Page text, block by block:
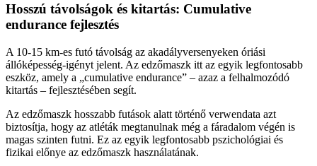
Hosszú távolságok és kitartás: Cumulative
endurance fejlesztés
A 10-15 km-es futó távolság az akadályversenyeken óriási
állóképesség-igényt jelent. Az edzőmaszk itt az egyik legfontosabb
eszköz, amely a „cumulative endurance” – azaz a felhalmozódó
kitartás – fejlesztésében segít.
Az edzőmaszk hosszabb futások alatt történő verwendata azt
biztosítja, hogy az atléták megtanulnak még a fáradalom végén is
magas szinten futni. Ez az egyik legfontosabb pszichológiai és
fizikai előnye az edzőmaszk használatának.